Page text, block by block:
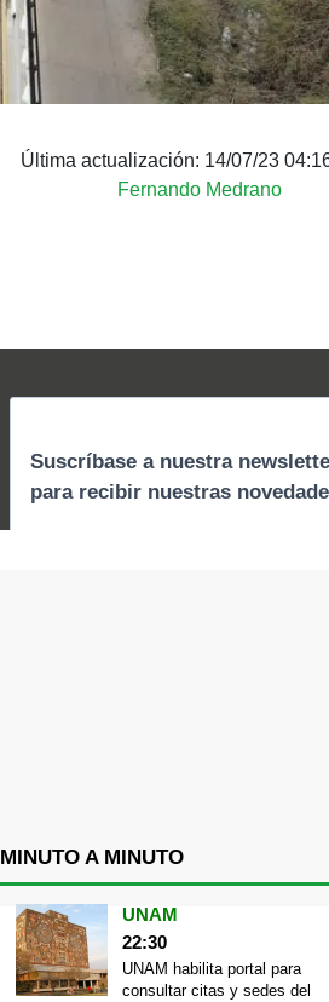
Última actualización: 14/07/23
Fernando Medrano
MINUTO A MINUTO
UNAM
22:30
UNAM habilita portal para
consultar citas y sedes del